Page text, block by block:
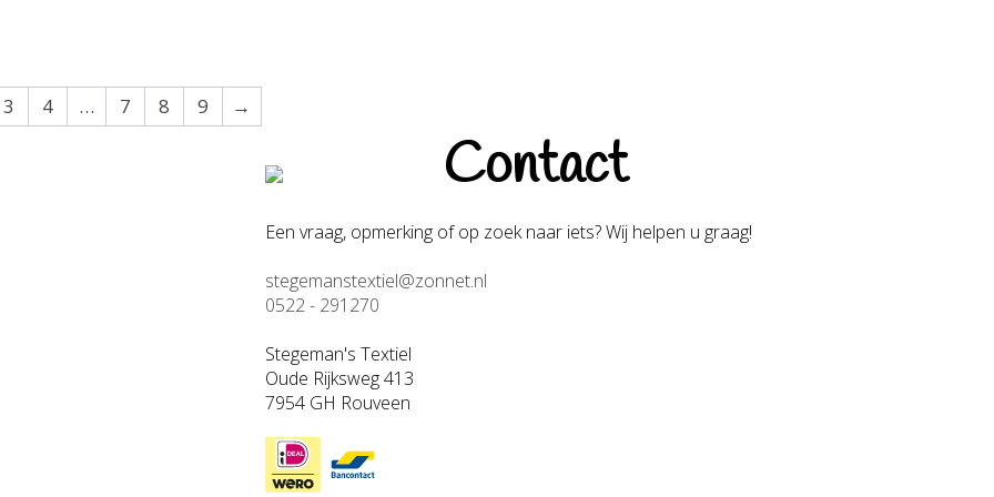
3 4 … 7 8 9 →
Contact
Een vraag, opmerking of op zoek naar iets? Wij helpen u graag!
stegemanstextiel@zonnet.nl
0522 - 291270
Stegeman's Textiel
Oude Rijksweg 413
7954 GH Rouveen